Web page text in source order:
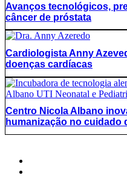
Avanços tecnológicos,
câncer de próstata
Cardiologista Anny
doenças cardíacas
Centro Nicola Albano
humanização no cuidado